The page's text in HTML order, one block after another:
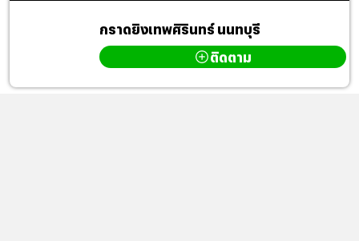
กราดยิงเทพศิรินทร์ นนทบุรี
ติดตาม